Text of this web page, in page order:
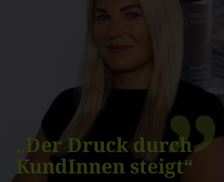
„Der Druck durch
KundInnen steigt“